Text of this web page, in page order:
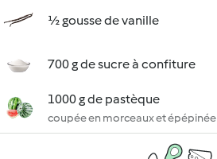
½ gousse de vanille
700 g de sucre à confiture
1000 g de pastèque
coupée en morceaux et épépinée